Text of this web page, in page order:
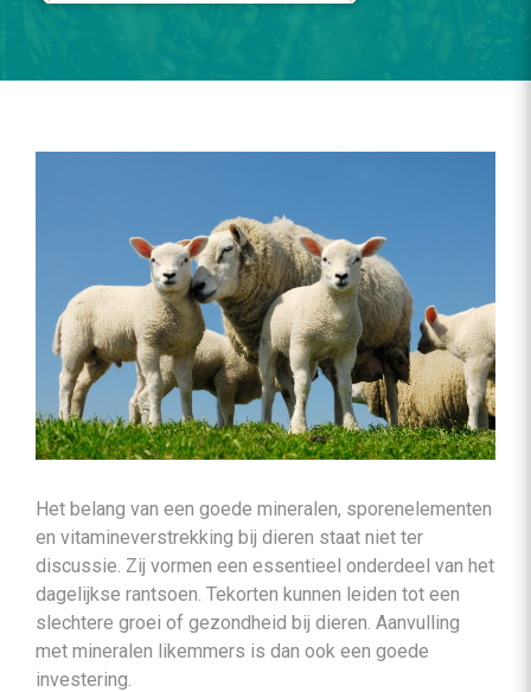
Het belang van een goede mineralen, sporenelementen
en vitamineverstrekking bij dieren staat niet ter
discussie. Zij vormen een essentieel onderdeel van het
dagelijkse rantsoen. Tekorten kunnen leiden tot een
slechtere groei of gezondheid bij dieren. Aanvulling
met mineralen likemmers is dan ook een goede
investering.